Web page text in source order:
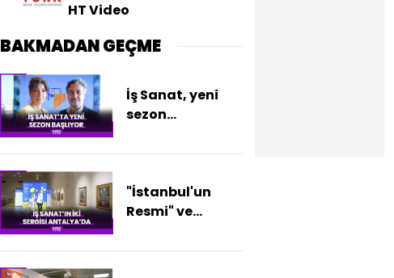
HT Video
BAKMADAN GEÇME
İş Sanat, yeni
sezon
konserle
"İstanbul'un
Resmi" ve
Latif Demirci"